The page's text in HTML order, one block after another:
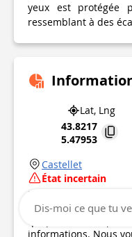
yeux est protégée
ressemblant à des
Lat, Lng
43.8217
5.47953
Castellet
État incertain
Point d'intérêt mis à
Ce point d’intérêt
qui pourrait
informations. Nous
Dis-moi ce que tu